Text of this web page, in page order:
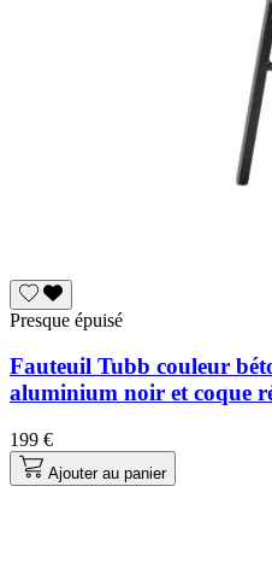
Presque épuisé
Fauteuil Tubb couleur
aluminium noir et coque
199 €
Ajouter au panier